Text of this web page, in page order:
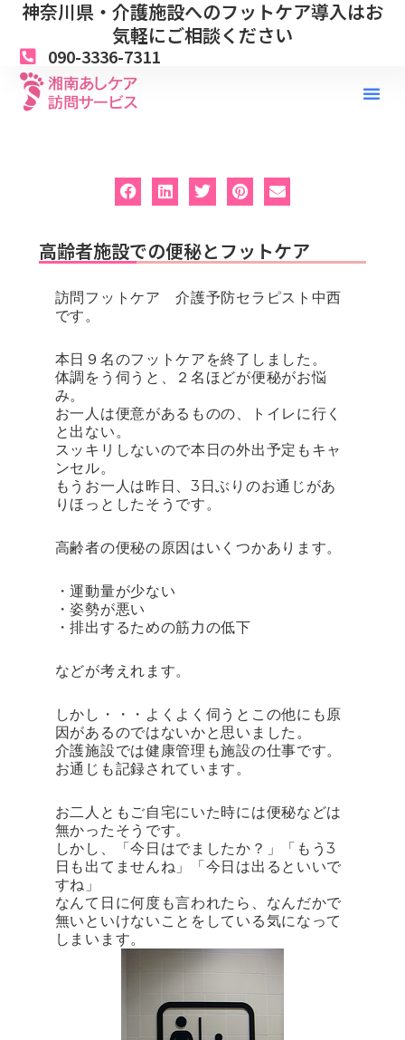
神奈川県・介護施設へのフットケア導入はお
気軽にご相談ください
090-3336-7311
高齢者施設での便秘とフットケア
訪問フットケア 介護予防セラピスト中西
です。
本日９名のフットケアを終了しました。
体調をう伺うと、２名ほどが便秘がお悩
み。
お一人は便意があるものの、トイレに行く
と出ない。
スッキリしないので本日の外出予定もキャ
ンセル。
もうお一人は昨日、3日ぶりのお通じがあ
りほっとしたそうです。
高齢者の便秘の原因はいくつかあります。
・運動量が少ない
・姿勢が悪い
・排出するための筋力の低下
などが考えれます。
しかし・・・よくよく伺うとこの他にも原
因があるのではないかと思いました。
介護施設では健康管理も施設の仕事です。
お通じも記録されています。
お二人ともご自宅にいた時には便秘などは
無かったそうです。
しかし、「今日はでましたか？」「もう3
日も出てませんね」「今日は出るといいで
すね」
なんて日に何度も言われたら、なんだかで
無いといけないことをしている気になって
しまいます。